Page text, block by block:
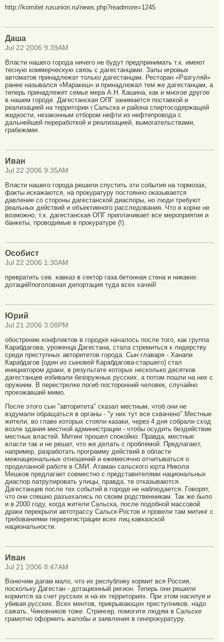
http://komitet.rusunion.ru/news.php?readmore=1245
Даша
Jul 22 2006 9:39AM
Власти нашего города ничего не будут предпринимать т.к. имеют
тесную коммерческую связь с дагестанцами. Залы игровых
автоматов принадлежат только дагестанцам. Ресторан «Разгуляй»
ранее назывался «Маракеш» и принадлежал тем же дагестанцам, а
теперь принадлежит семье мера А.Н. Кашина, как и многое другое
в нашем городе. Дагестанская ОПГ занимается поставкой и
реализацией на территории г.Сальска и района спиртосодержащей
жидкости, незаконным отбором нефти из нефтепровода с
дальнейшей переработкой и реализацией, вымогательствами,
грабежами.
Иван
Jul 22 2006 9:35AM
Власти нашего города решили спустить эти события на тормозах,
факты искажаются, на прокуратуру постоянно оказывается
давление со стороны дагестанской диаспоры, но люди требуют
реальных действий и объективного расследования. Что в корне не
возможно, т.к. дагестанская ОПГ приплачивает все мероприятия и
банкеты, проводимые в прокуратуре (!).
Особист
Jul 22 2006 1:30AM
превратить сев. кавказ в сектор газа.бетонная стена и никаких
дотаций!поголовная депортация туда всех хачей!
Юрий
Jul 21 2006 3:08PM
обострение конфликтов в городке началось после того, как группа
Карабдагова, уроженца Дагестана, стала стремиться к лидерству
среди преступных авторитетов города. Сын главаря - Ханапи
Карабдагов (один из сыновей Карабдагова-старшего) стал
инициатором драки, в результате которых несколько десятков
дагестанцев избивали безоружных русских, а потом пошли на них с
оружием. В перестрелке погиб посторонний человек, случайно
проезжавший мимо.
После этого сын "авторитета" сказал местным, чтоб они не
вздумали обращаться в органы - "у них тут все схвачено".Местные
жители, во главе которых стояли казаки, через 4 дня собрали сход
возле здания местной администрации - чтобы осудить бездействие
местных властей. Митинг прошел спокойно. Правда, местные
власти так и не решат, что же делать с проблемой. Предлагают,
например, разработать программу действий в области
межнациональных отношений и ежемесячно отчитываться о
проделанной работе в СМИ. Атаман сальского юрта Никола
Мешков предлагает совместно с представителями национальных
диаспор патрулировать улицы, правда, те отказываются.
Дагестанцев после тех событий в городе не наблюдается. Говорят,
что они спешно разъехались по своим родственникам. Так же было
и в 2000 году, когда жители Сальска, после подобной массовой
драки перекрыли автотрассу Сальск-Ростов и провели там митинг с
требованиями перерегистрации всех лиц кавказской
национальности.
Иван
Jul 21 2006 8:47AM
Вонючим дагам мало, что их республику кормит вся Россия,
поскольку Дагестан - дотационный регион. Теперь они решили
кормится за счет русских и на их территориях. При этом насилуя и
убивая русских. Всех ментов, прикрывающих преступников, надо
сажать. Чиновников тоже. Стрингер, помогите людям в Сальске
грамотно оформить жалобы и заявления в генпрокуратуру.